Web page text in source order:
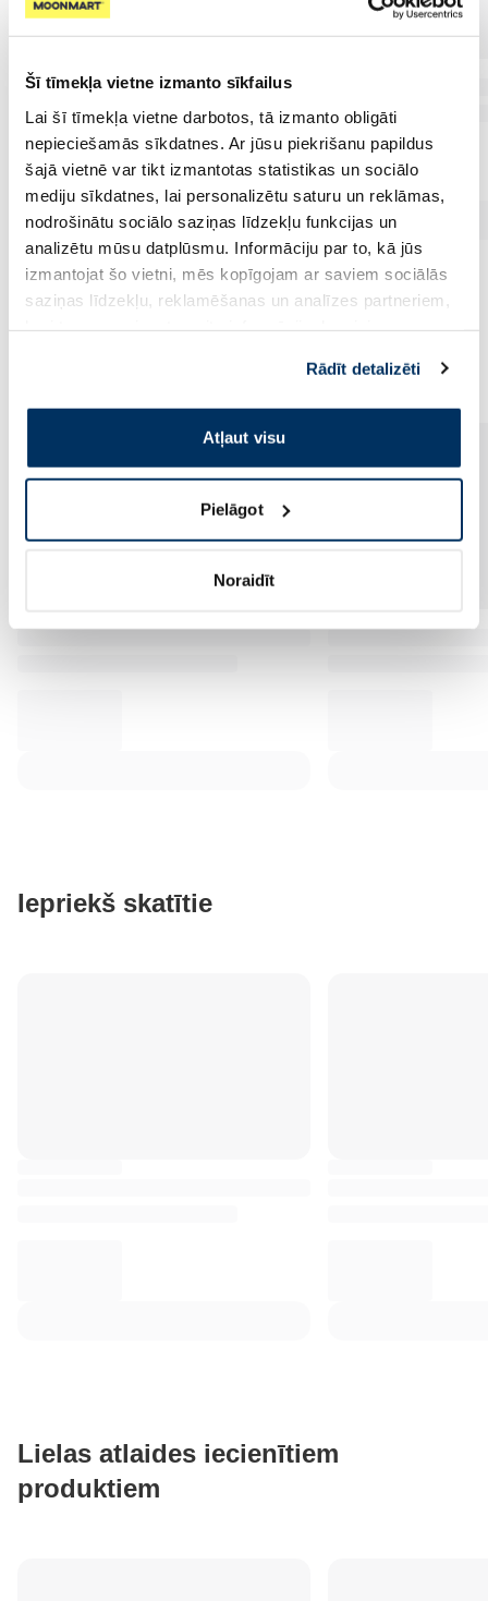
Šī tīmekļa vietne izmanto sīkfailus
Lai šī tīmekļa vietne darbotos, tā izmanto obligāti
nepieciešamās sīkdatnes. Ar jūsu piekrišanu papildus
šajā vietnē var tikt izmantotas statistikas un sociālo
mediju sīkdatnes, lai personalizētu saturu un reklāmas,
nodrošinātu sociālo saziņas līdzekļu funkcijas un
analizētu mūsu datplūsmu. Informāciju par to, kā jūs
izmantojat šo vietni, mēs kopīgojam ar saviem sociālās
saziņas līdzekļu, reklamēšanas un analīzes partneriem,
pakalpojumus. Ja piekrītat šo papildu sīkdatņu
izmantošanai, lūdzu, atzīmējiet savu izvēli:
Rādīt detalizēti
Atļaut visu
Pielāgot
Noraidīt
Iepriekš skatītie
Lielas atlaides iecienītiem
produktiem